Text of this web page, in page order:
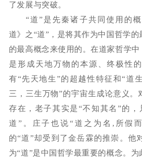
了发展与突破。
“道”是先秦诸子共同使用的
道》之“道”，是将其作为中国哲学
的最高概念来使用的。在道家哲学中
是形成天地万物的本源、终极性
有“先天地生”的超越性特征和“道
三，三生万物”的宇宙生成论意义。
存在，老子其实是“不知其名”的，
道”。庄子也说“道之为名,所假
的“道”却受到了金岳霖的推崇。他
为“道”是中国哲学最重要的概念。